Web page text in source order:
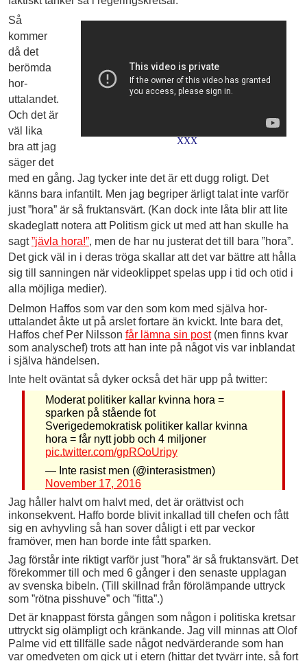
XXX
Så
kommer
då det
berömda
hor-
uttalandet.
Och det är
väl lika
bra att jag
säger det
med en gång. Jag tycker inte det är ett dugg roligt. Det
känns bara infantilt. Men jag begriper ärligt talat inte varför
just ”hora” är så fruktansvärt. (Kan dock inte låta blir att lite
skadeglatt notera att Politism gick ut med att han skulle ha
sagt”jävla hora!”, men de har nu justerat det till bara ”hora”.
Det gick väl in i deras tröga skallar att det var bättre att hålla
sig till sanningen när videoklippet spelas upp i tid och otid i
alla möjliga medier).
Delmon Haffos som var den som kom med själva hor-
uttalandet åkte ut på arslet fortare än kvickt. Inte bara det,
Haffos chef Per Nilsson får lämna sin post(men finns kvar
som analyschef) trots att han inte på något vis var inblandat
i själva händelsen.
Inte helt oväntat så dyker också det här upp på twitter:
Moderat politiker kallar kvinna hora =
sparken på stående fot
Sverigedemokratisk politiker kallar kvinna
hora = får nytt jobb och 4 miljoner
pic.twitter.com/gpROoUripy
— Inte rasist men (@interasistmen)
November 17, 2016
Jag håller halvt om halvt med, det är orättvist och
inkonsekvent. Haffo borde blivit inkallad till chefen och fått
sig en avhyvling så han sover dåligt i ett par veckor
framöver, men han borde inte fått sparken.
Jag förstår inte riktigt varför just ”hora” är så fruktansvärt. Det
förekommer till och med 6 gånger i den senaste upplagan
av svenska bibeln. (Till skillnad från förolämpande uttryck
som ”rötna pisshuve” och ”fitta”.)
Det är knappast första gången som någon i politiska kretsar
uttryckt sig olämpligt och kränkande. Jag vill minnas att Olof
Palme vid ett tillfälle sade något nedvärderande som han
var omedveten om gick ut i etern (hittar det tyvärr inte, så fort